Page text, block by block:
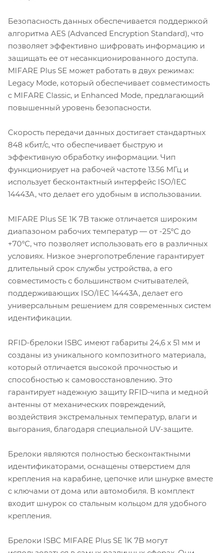
Безопасность данных обеспечивается поддержкой
алгоритма AES (Advanced Encryption Standard), что
позволяет эффективно шифровать информацию и
защищать ее от несанкционированного доступа.
MIFARE Plus SE может работать в двух режимах:
Legacy Mode, который обеспечивает совместимость
с MIFARE Classic, и Enhanced Mode, предлагающий
повышенный уровень безопасности.
Скорость передачи данных достигает стандартных
848 кбит/с, что обеспечивает быструю и
эффективную обработку информации. Чип
функционирует на рабочей частоте 13.56 МГц и
использует бесконтактный интерфейс ISO/IEC
14443A, что делает его удобным в использовании.
MIFARE Plus SE 1K 7B также отличается широким
диапазоном рабочих температур — от -25°C до
+70°C, что позволяет использовать его в различных
условиях. Низкое энергопотребление гарантирует
длительный срок службы устройства, а его
совместимость с большинством считывателей,
поддерживающих ISO/IEC 14443A, делает его
универсальным решением для современных систем
идентификации.
RFID-брелоки ISBC имеют габариты 24,6 х 51 мм и
созданы из уникального композитного материала,
который отличается высокой прочностью и
способностью к самовосстановлению. Это
гарантирует надежную защиту RFID-чипа и медной
антенны от механических повреждений,
воздействия экстремальных температур, влаги и
выгорания, благодаря специальной UV-защите.
Брелоки являются полностью бесконтактными
идентификаторами, оснащены отверстием для
крепления на карабине, цепочке или шнурке вместе
с ключами от дома или автомобиля. В комплект
входит шнурок со стальным кольцом для удобного
крепления.
Брелоки ISBC MIFARE Plus SE 1K 7B могут